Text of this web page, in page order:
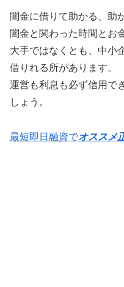
闇金に借りて助かる、助
闇金と関わった時間とお
大手ではなくとも、中小
借りれる所があります。
運営も利息も必ず信用で
しょう。
最短即日融資でオススメ